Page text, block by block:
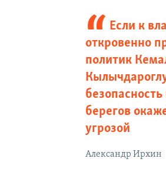
Если к
откровенно
политик
берегов
угрозой
Александр Ирхин